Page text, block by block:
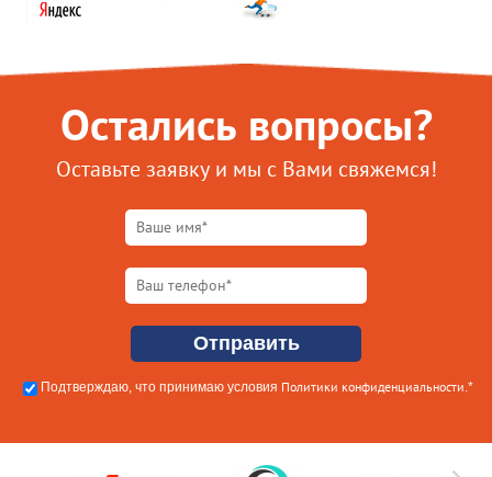
Остались вопросы?
Оставьте заявку и мы с Вами свяжемся!
Подтверждаю, что принимаю условия Политики конфиденциальности.*